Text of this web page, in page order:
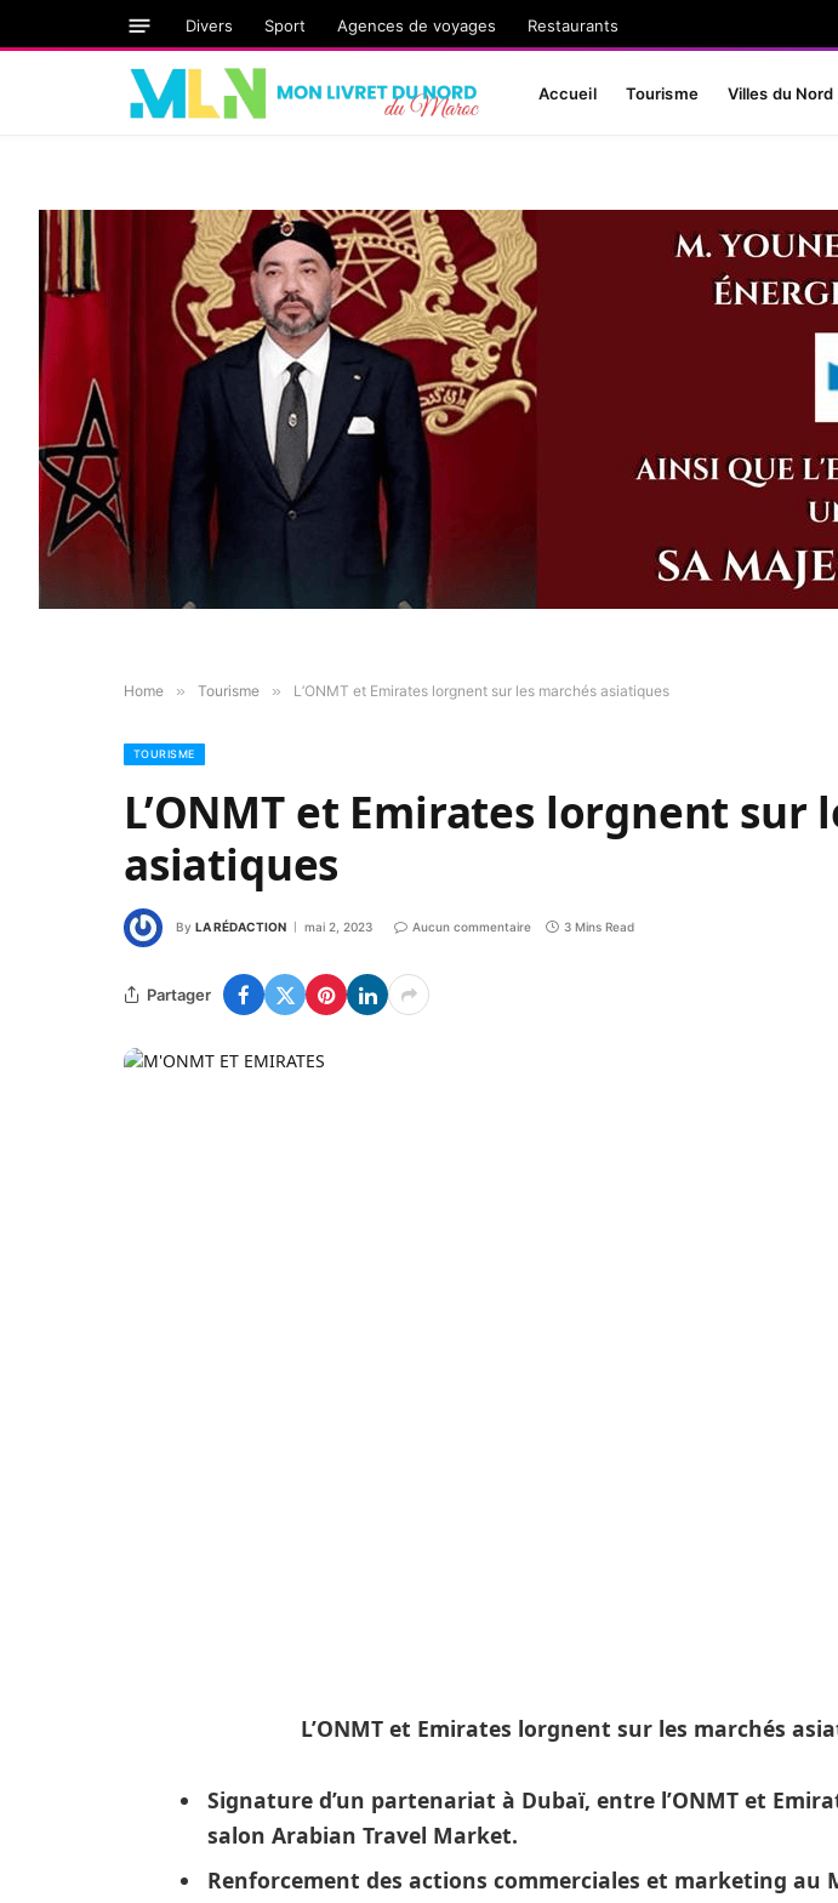
Divers Sport Agences de voyages Restaurants
Accueil Tourisme Villes du Nord
Home » Tourisme » L’ONMT et Emirates lorgnent sur les marchés asiatiques
TOURISME
L’ONMT et Emirates lorgnent sur
asiatiques
By LA RÉDACTION mai 2, 2023 Aucun commentaire 3 Mins Read
Partager
L’ONMT et Emirates lorgnent sur les marchés
Signature d’un partenariat à Dubaï, entre l’ONMT et
salon Arabian Travel Market.
Renforcement des actions commerciales et marketing au